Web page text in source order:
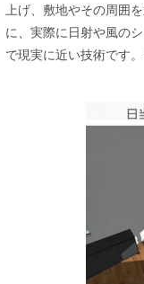
上げ、敷地やその周囲
に、実際に日射や風の
で現実に近い技術です